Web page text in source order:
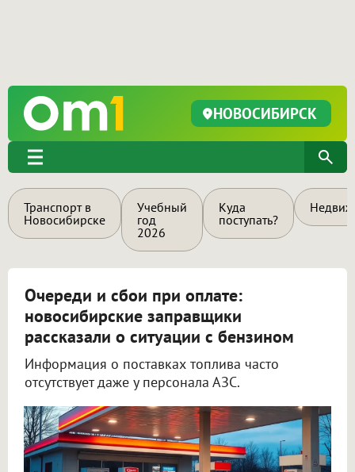
НОВОСИБИРСК
Транспорт в
Новосибирске
Учебный
год
2026
Куда
поступать?
Очереди и сбои при оплате:
новосибирские заправщики
рассказали о ситуации с бензином
Информация о поставках топлива часто
отсутствует даже у персонала АЗС.